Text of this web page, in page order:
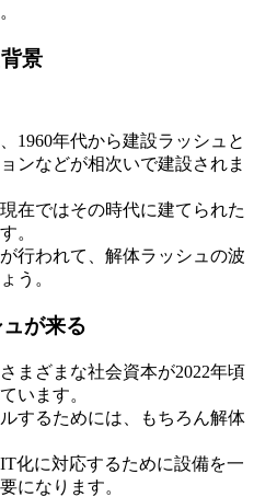
景
1960年代から建設ラッシュと
ンなどが相次いで建設されま
在ではその時代に建てられた
。
行われて、解体ラッシュの波
う。
が来る
まざまな社会資本が2022年頃
います。
するためには、もちろん解体
化に対応するために設備を一
になります。